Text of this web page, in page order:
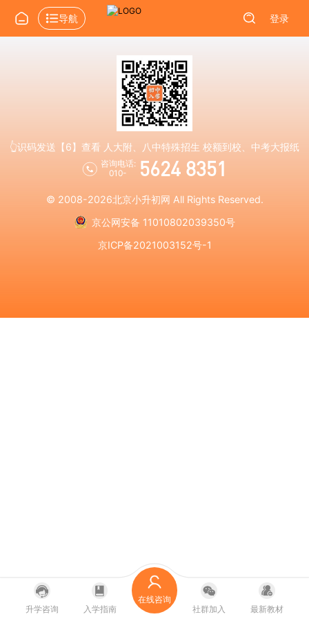
导航 登录
👆识码发送【6】查看 人大附、八中特殊招生 校额到校、中考大报纸
咨询电话:
010-
5624 8351
© 2008-2026北京小升初网 All Rights Reserved.
京公网安备 11010802039350号
京ICP备2021003152号-1
升学咨询 入学指南
在线咨询
社群加入
最新教材